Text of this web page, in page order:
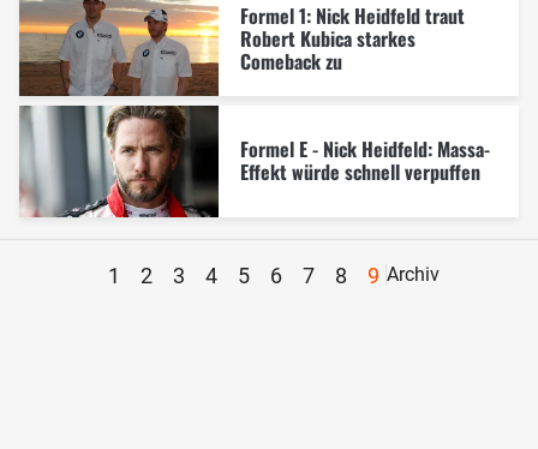
Formel 1: Nick Heidfeld traut
Robert Kubica starkes
Comeback zu
Formel E - Nick Heidfeld: Massa-
Effekt würde schnell verpuffen
1 2 3 4 5 6 7 8 9 Archiv